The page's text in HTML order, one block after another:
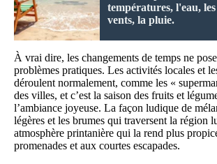
températures, l'eau, les
vents, la pluie.
À vrai dire, les changements de temps ne
problèmes pratiques. Les activités locales et
déroulent normalement, comme les «
des villes, et c’est la saison des fruits et
l’ambiance joyeuse. La façon ludique de
légères et les brumes qui traversent la région
atmosphère printanière qui la rend plus
promenades et aux courtes escapades.